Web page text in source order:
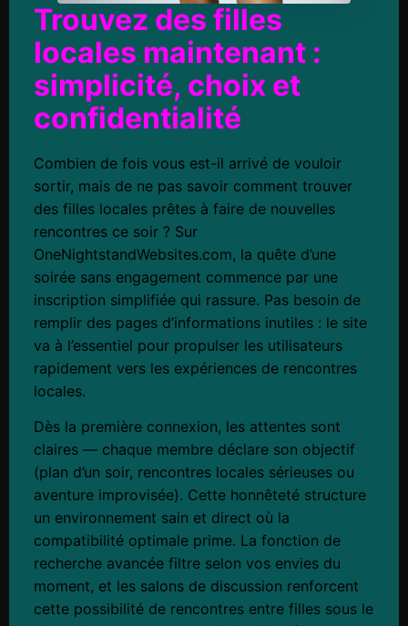
Trouvez des filles
locales maintenant :
simplicité, choix et
confidentialité
Combien de fois vous est-il arrivé de vouloir
sortir, mais de ne pas savoir comment trouver
des filles locales prêtes à faire de nouvelles
rencontres ce soir ? Sur
OneNightstandWebsites.com, la quête d’une
soirée sans engagement commence par une
inscription simplifiée qui rassure. Pas besoin de
remplir des pages d’informations inutiles : le site
va à l’essentiel pour propulser les utilisateurs
rapidement vers les expériences de rencontres
locales.
Dès la première connexion, les attentes sont
claires — chaque membre déclare son objectif
(plan d’un soir, rencontres locales sérieuses ou
aventure improvisée). Cette honnêteté structure
un environnement sain et direct où la
compatibilité optimale prime. La fonction de
recherche avancée filtre selon vos envies du
moment, et les salons de discussion renforcent
cette possibilité de rencontres entre filles sous le